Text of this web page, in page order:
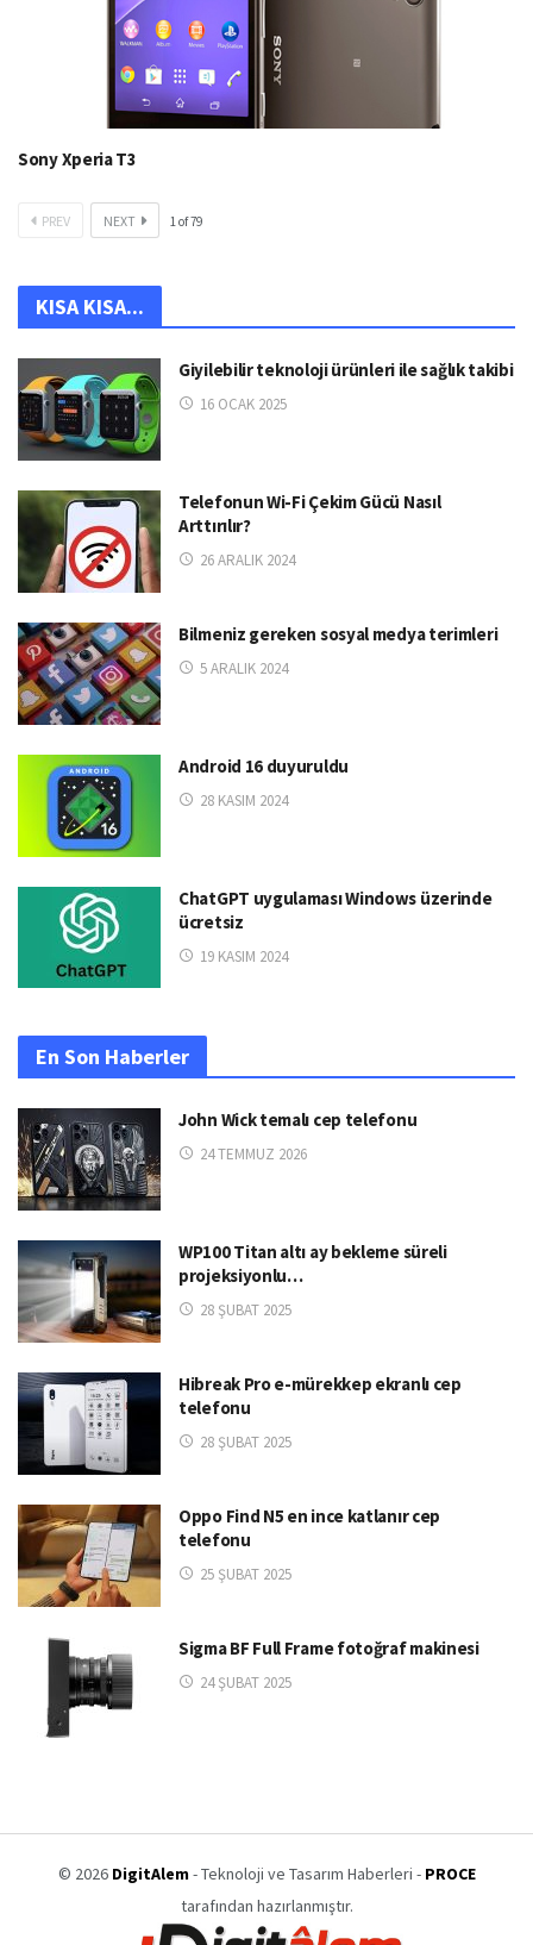
Sony Xperia T3
PREV NEXT 1of79
KISA KISA...
Giyilebilir teknoloji ürünleri ile sağlık takibi
16 OCAK 2025
Telefonun Wi-Fi Çekim Gücü Nasıl
Arttırılır?
26 ARALIK 2024
Bilmeniz gereken sosyal medya terimleri
5 ARALIK 2024
Android 16 duyuruldu
28 KASIM 2024
ChatGPT uygulaması Windows üzerinde
ücretsiz
19 KASIM 2024
En Son Haberler
John Wick temalı cep telefonu
24 TEMMUZ 2026
WP100 Titan altı ay bekleme süreli
projeksiyonlu…
28 ŞUBAT 2025
Hibreak Pro e-mürekkep ekranlı cep
telefonu
28 ŞUBAT 2025
Oppo Find N5 en ince katlanır cep
telefonu
25 ŞUBAT 2025
Sigma BF Full Frame fotoğraf makinesi
24 ŞUBAT 2025
© 2026 DigitAlem- Teknoloji ve Tasarım Haberleri - PROCE
tarafından hazırlanmıştır.